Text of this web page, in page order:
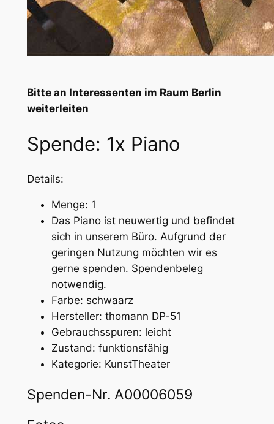
Bitte an Interessenten im Raum Berlin
weiterleiten
Spende: 1x Piano
Details:
Menge: 1
Das Piano ist neuwertig und befindet
sich in unserem Büro. Aufgrund der
geringen Nutzung möchten wir es
gerne spenden. Spendenbeleg
notwendig.
Farbe: schwaarz
Hersteller: thomann DP-51
Gebrauchsspuren: leicht
Zustand: funktionsfähig
Kategorie: KunstTheater
Spenden-Nr. A00006059